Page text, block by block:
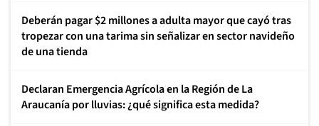
Deberán pagar $2 millones a adulta mayor que cayó tras
tropezar con una tarima sin señalizar en sector navideño
de una tienda
Declaran Emergencia Agrícola en la Región de La
Araucanía por lluvias: ¿qué significa esta medida?